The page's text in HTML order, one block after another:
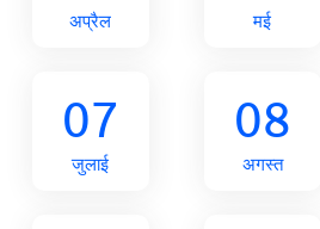
अप्रैल मई
07
जुलाई
08
अगस्त